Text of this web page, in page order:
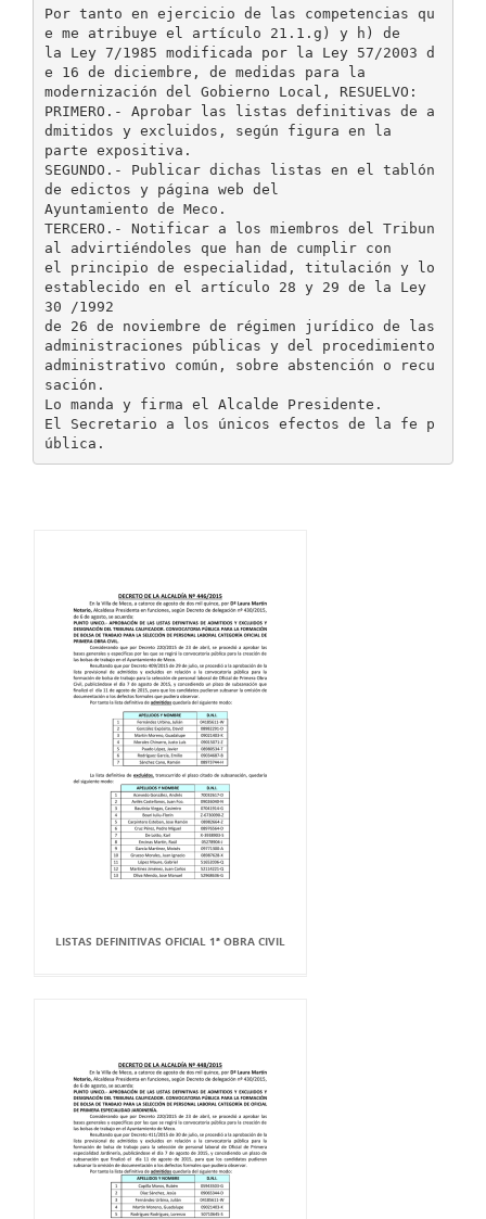
Por tanto en ejercicio de las competencias qu
e me atribuye el artículo 21.1.g) y h) de
la Ley 7/1985 modificada por la Ley 57/2003 d
e 16 de diciembre, de medidas para la
modernización del Gobierno Local, RESUELVO:
PRIMERO.- Aprobar las listas definitivas de a
dmitidos y excluidos, según figura en la
parte expositiva.
SEGUNDO.- Publicar dichas listas en el tablón
de edictos y página web del
Ayuntamiento de Meco.
TERCERO.- Notificar a los miembros del Tribun
al advirtiéndoles que han de cumplir con
el principio de especialidad, titulación y lo
establecido en el artículo 28 y 29 de la Ley
30 /1992
de 26 de noviembre de régimen jurídico de las
administraciones públicas y del procedimiento
administrativo común, sobre abstención o recu
sación.
Lo manda y firma el Alcalde Presidente.
El Secretario a los únicos efectos de la fe p
LISTAS DEFINITIVAS OFICIAL 1ª OBRA CIVIL